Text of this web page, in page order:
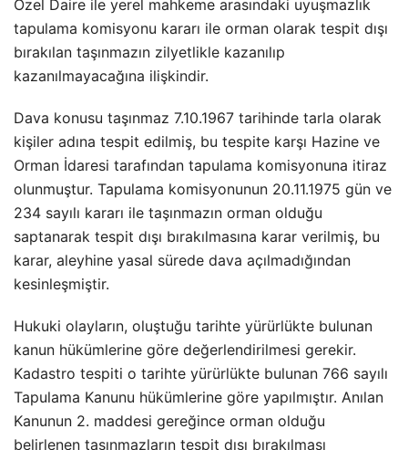
Özel Daire ile yerel mahkeme arasındaki uyuşmazlık
tapulama komisyonu kararı ile orman olarak tespit dışı
bırakılan taşınmazın zilyetlikle kazanılıp
kazanılmayacağına ilişkindir.
Dava konusu taşınmaz 7.10.1967 tarihinde tarla olarak
kişiler adına tespit edilmiş, bu tespite karşı Hazine ve
Orman İdaresi tarafından tapulama komisyonuna itiraz
olunmuştur. Tapulama komisyonunun 20.11.1975 gün ve
234 sayılı kararı ile taşınmazın orman olduğu
saptanarak tespit dışı bırakılmasına karar verilmiş, bu
karar, aleyhine yasal sürede dava açılmadığından
kesinleşmiştir.
Hukuki olayların, oluştuğu tarihte yürürlükte bulunan
kanun hükümlerine göre değerlendirilmesi gerekir.
Kadastro tespiti o tarihte yürürlükte bulunan 766 sayılı
Tapulama Kanunu hükümlerine göre yapılmıştır. Anılan
Kanunun 2. maddesi gereğince orman olduğu
belirlenen taşınmazların tespit dışı bırakılması